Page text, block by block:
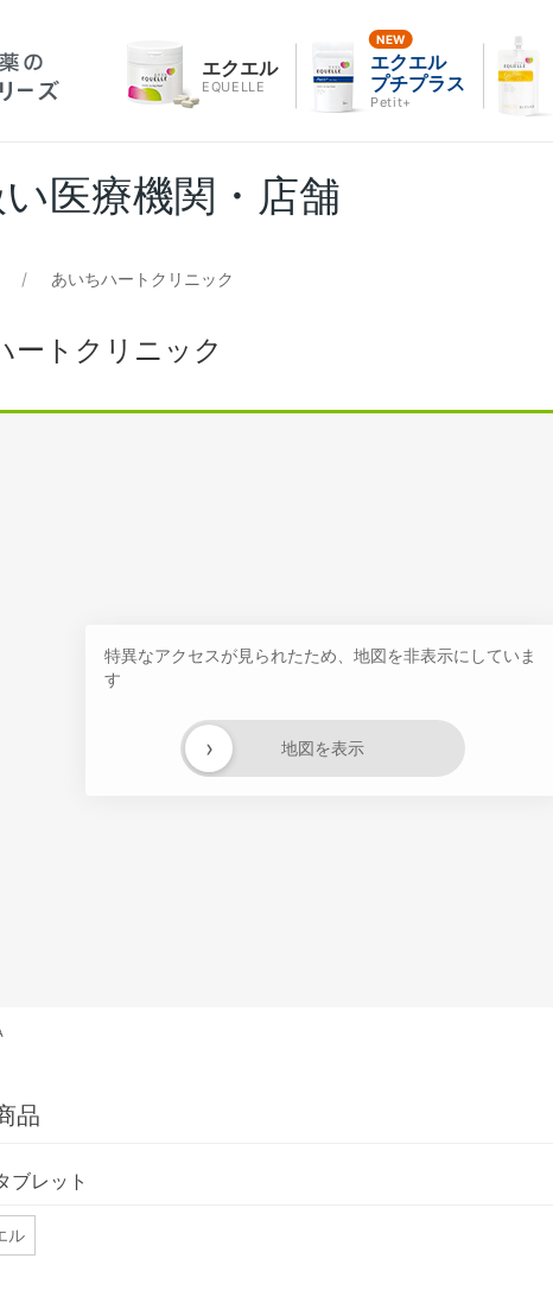
エクエル
EQUELLE
エクエル
プチプラス
Petit+
医療機関・店舗
あいちハートクリニック
ートクリニック
特異なアクセスが見られたため、地図を非表示にしていま
す
地図を表示
›
品
ブレット
ル